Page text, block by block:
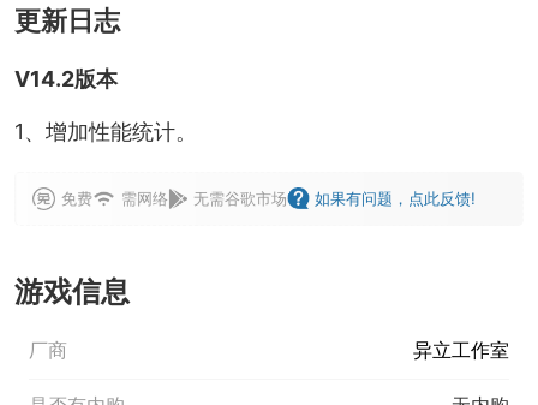
更新日志
V14.2版本
1、增加性能统计。
免费 需网络 无需谷歌市场 如果有问题，点此反馈!
游戏信息
厂商 异立工作室